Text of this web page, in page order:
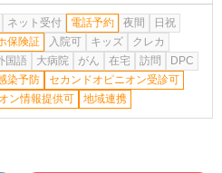
ネット受付 電話予約 夜間
日祝
保険証 入院可 キッズ
クレカ
国語 大病院 がん 在宅 訪問
DPC
染予防
セカンドオピニオン受診可
ン情報提供可
地域連携